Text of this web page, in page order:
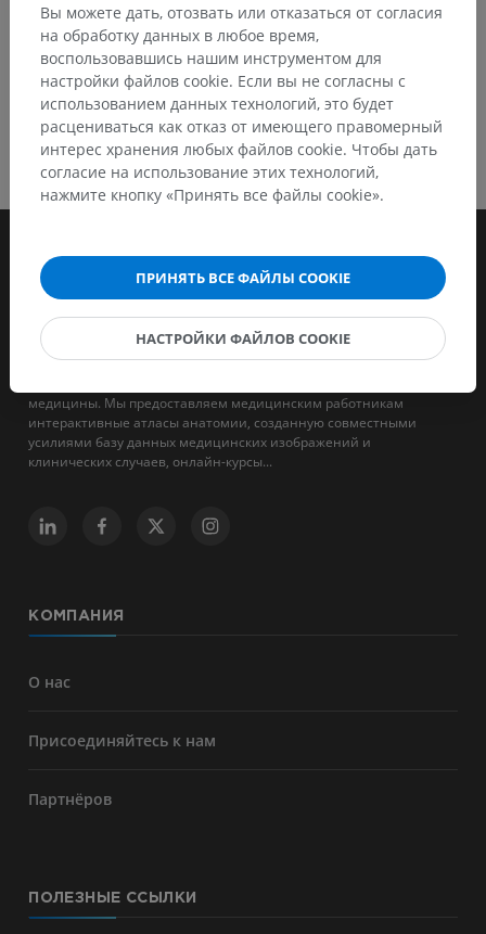
IMAIOS - это компания, целью которой является поддержка и
медицины. Мы предоставляем медицинским работникам
интерактивные атласы анатомии, созданную совместными
усилиями базу данных медицинских изображений и
клинических случаев, онлайн-курсы...
КОМПАНИЯ
О нас
Присоединяйтесь к нам
Партнёров
ПОЛЕЗНЫЕ ССЫЛКИ
Вы можете дать, отозвать или отказаться от согласия
на обработку данных в любое время,
воспользовавшись нашим инструментом для
настройки файлов cookie. Если вы не согласны с
использованием данных технологий, это будет
расцениваться как отказ от имеющего правомерный
интерес хранения любых файлов cookie. Чтобы дать
согласие на использование этих технологий,
нажмите кнопку «Принять все файлы cookie».
ПРИНЯТЬ ВСЕ ФАЙЛЫ COOKIE
НАСТРОЙКИ ФАЙЛОВ COOKIE